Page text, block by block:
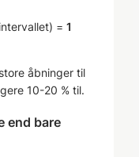
= 1
åbninger til
10-20 % til.
end bare